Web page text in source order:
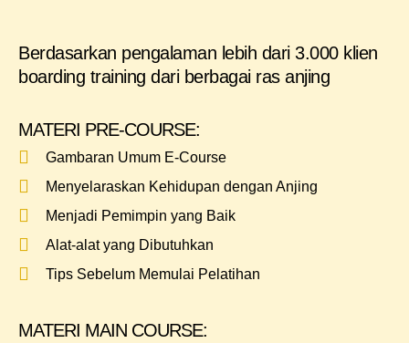
Berdasarkan pengalaman lebih dari 3.000 klien
boarding training dari berbagai ras anjing
MATERI PRE-COURSE:
Gambaran Umum E-Course
Menyelaraskan Kehidupan dengan Anjing
Menjadi Pemimpin yang Baik
Alat-alat yang Dibutuhkan
Tips Sebelum Memulai Pelatihan
MATERI MAIN COURSE: